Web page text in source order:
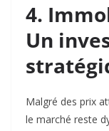
4.
Un
Malgré des prix
le marché reste